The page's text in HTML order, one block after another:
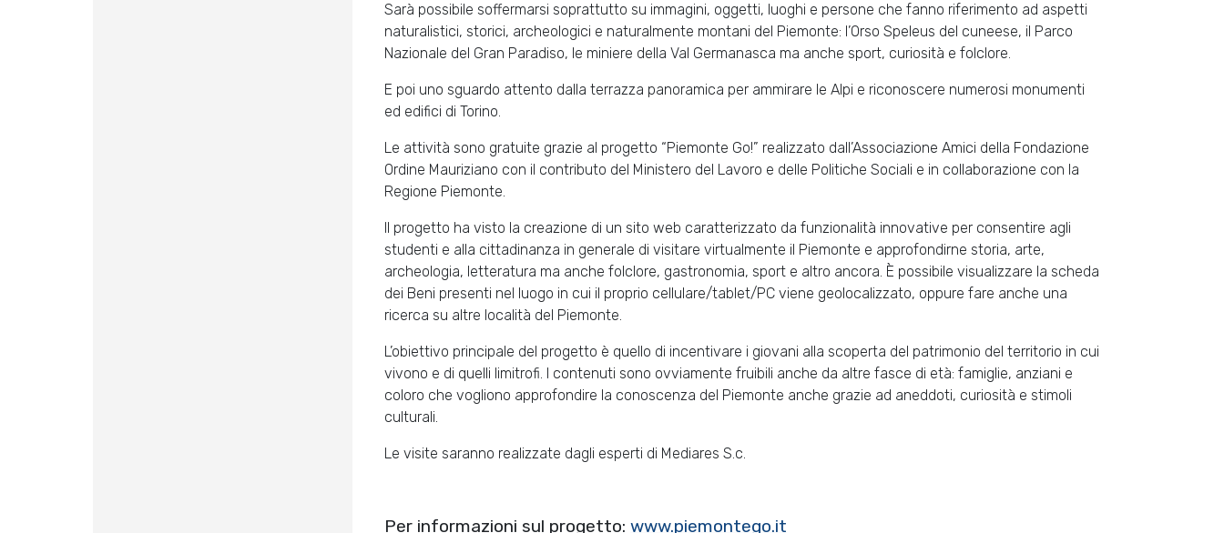
Sarà possibile soffermarsi soprattutto su immagini, oggetti, luoghi e persone che fanno riferimento ad aspetti
naturalistici, storici, archeologici e naturalmente montani del Piemonte: l’Orso Speleus del cuneese, il Parco
Nazionale del Gran Paradiso, le miniere della Val Germanasca ma anche sport, curiosità e folclore.
E poi uno sguardo attento dalla terrazza panoramica per ammirare le Alpi e riconoscere numerosi monumenti
ed edifici di Torino.
Le attività sono gratuite grazie al progetto “Piemonte Go!” realizzato dall’Associazione Amici della Fondazione
Ordine Mauriziano con il contributo del Ministero del Lavoro e delle Politiche Sociali e in collaborazione con la
Regione Piemonte.
Il progetto ha visto la creazione di un sito web caratterizzato da funzionalità innovative per consentire agli
studenti e alla cittadinanza in generale di visitare virtualmente il Piemonte e approfondirne storia, arte,
archeologia, letteratura ma anche folclore, gastronomia, sport e altro ancora. È possibile visualizzare la scheda
dei Beni presenti nel luogo in cui il proprio cellulare/tablet/PC viene geolocalizzato, oppure fare anche una
ricerca su altre località del Piemonte.
L’obiettivo principale del progetto è quello di incentivare i giovani alla scoperta del patrimonio del territorio in cui
vivono e di quelli limitrofi. I contenuti sono ovviamente fruibili anche da altre fasce di età: famiglie, anziani e
coloro che vogliono approfondire la conoscenza del Piemonte anche grazie ad aneddoti, curiosità e stimoli
culturali.
Le visite saranno realizzate dagli esperti di Mediares S.c.
Per informazioni sul progetto: www.piemontego.it